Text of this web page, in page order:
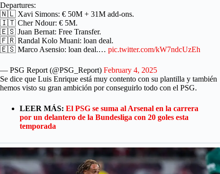
Departures:
🇳🇱 Xavi Simons: € 50M + 31M add-ons.
🇮🇹 Cher Ndour: € 5M.
🇪🇸 Juan Bernat: Free Transfer.
🇫🇷 Randal Kolo Muani: loan deal.
🇪🇸 Marco Asensio: loan deal.… pic.twitter.com/kW7ndcUzEh
— PSG Report (@PSG_Report) February 4, 2025
Se dice que Luis Enrique está muy contento con su plantilla y también
hemos visto su gran ambición por conseguirlo todo con el PSG.
LEER MÁS: El PSG se suma al Arsenal en la carrera
por un delantero de la Bundesliga con 20 goles esta
temporada